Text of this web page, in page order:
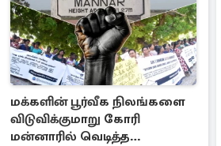
மக்களின் பூர்வீக நிலங்களை
விடுவிக்குமாறு கோரி
மன்னாரில் வெடித்த